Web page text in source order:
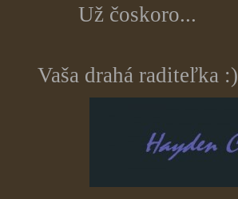
Už čoskoro...
Vaša drahá raditeľka :)